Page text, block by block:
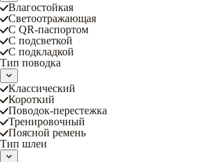
Влагостойкая
Светоотражающая
С QR-паспортом
С подсветкой
С подкладкой
Тип поводка
Классический
Короткий
Поводок-перестежка
Тренировочный
Поясной ремень
Тип шлеи